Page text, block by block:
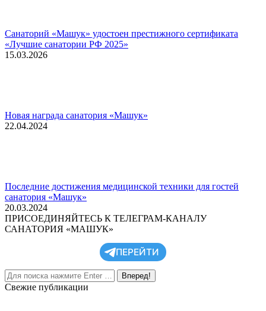
Санаторий «Машук» удостоен престижного сертификата
«Лучшие санатории РФ 2025»
15.03.2026
Новая награда санатория «Машук»
22.04.2024
Последние достижения медицинской техники для гостей
санатория «Машук»
20.03.2024
ПРИСОЕДИНЯЙТЕСЬ К ТЕЛЕГРАМ-КАНАЛУ
САНАТОРИЯ «МАШУК»
ПЕРЕЙТИ
Поиск:
Свежие публикации